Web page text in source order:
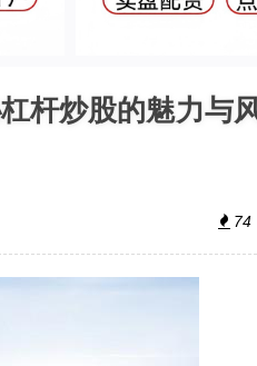
杆炒股的魅力与
74